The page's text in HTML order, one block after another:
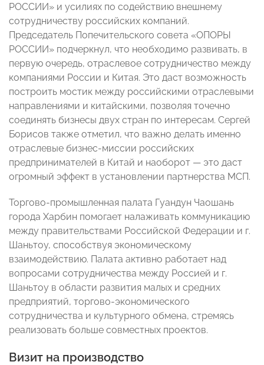
РОССИИ» и усилиях по содействию внешнему
сотрудничеству российских компаний.
Председатель Попечительского совета «ОПОРЫ
РОССИИ» подчеркнул, что необходимо развивать, в
первую очередь, отраслевое сотрудничество между
компаниями России и Китая. Это даст возможность
построить мостик между российскими отраслевыми
направлениями и китайскими, позволяя точечно
соединять бизнесы двух стран по интересам. Сергей
Борисов также отметил, что важно делать именно
отраслевые бизнес-миссии российских
предпринимателей в Китай и наоборот — это даст
огромный эффект в установлении партнерства МСП.
Торгово-промышленная палата Гуандун Чаошань
города Харбин помогает налаживать коммуникацию
между правительствами Российской Федерации и г.
Шаньтоу, способствуя экономическому
взаимодействию. Палата активно работает над
вопросами сотрудничества между Россией и г.
Шаньтоу в области развития малых и средних
предприятий, торгово-экономического
сотрудничества и культурного обмена, стремясь
реализовать больше совместных проектов.
Визит на производство